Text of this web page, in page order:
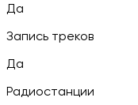
Да
Запись треков
Да
Радиостанции